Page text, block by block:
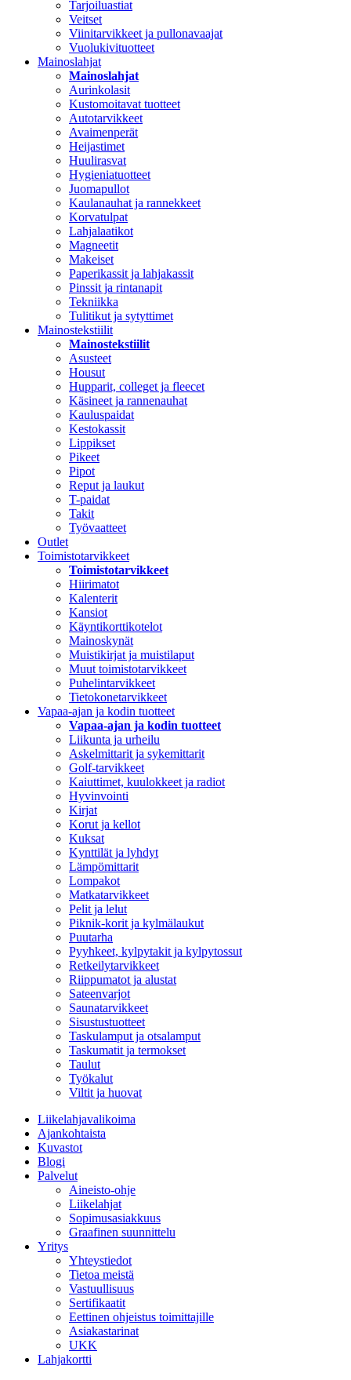
Tarjoiluastiat
Veitset
Viinitarvikkeet ja pullonavaajat
Vuolukivituotteet
Mainoslahjat
Mainoslahjat
Aurinkolasit
Kustomoitavat tuotteet
Autotarvikkeet
Avaimenperät
Heijastimet
Huulirasvat
Hygieniatuotteet
Juomapullot
Kaulanauhat ja rannekkeet
Korvatulpat
Lahjalaatikot
Magneetit
Makeiset
Paperikassit ja lahjakassit
Pinssit ja rintanapit
Tekniikka
Tulitikut ja sytyttimet
Mainostekstiilit
Mainostekstiilit
Asusteet
Housut
Hupparit, colleget ja fleecet
Käsineet ja rannenauhat
Kauluspaidat
Kestokassit
Lippikset
Pikeet
Pipot
Reput ja laukut
T-paidat
Takit
Työvaatteet
Outlet
Toimistotarvikkeet
Toimistotarvikkeet
Hiirimatot
Kalenterit
Kansiot
Käyntikorttikotelot
Mainoskynät
Muistikirjat ja muistilaput
Muut toimistotarvikkeet
Puhelintarvikkeet
Tietokonetarvikkeet
Vapaa-ajan ja kodin tuotteet
Vapaa-ajan ja kodin tuotteet
Liikunta ja urheilu
Askelmittarit ja sykemittarit
Golf-tarvikkeet
Kaiuttimet, kuulokkeet ja radiot
Hyvinvointi
Kirjat
Korut ja kellot
Kuksat
Kynttilät ja lyhdyt
Lämpömittarit
Lompakot
Matkatarvikkeet
Pelit ja lelut
Piknik-korit ja kylmälaukut
Puutarha
Pyyhkeet, kylpytakit ja kylpytossut
Retkeilytarvikkeet
Riippumatot ja alustat
Sateenvarjot
Saunatarvikkeet
Sisustustuotteet
Taskulamput ja otsalamput
Taskumatit ja termokset
Taulut
Työkalut
Viltit ja huovat
Liikelahjavalikoima
Ajankohtaista
Kuvastot
Blogi
Palvelut
Aineisto-ohje
Liikelahjat
Sopimusasiakkuus
Graafinen suunnittelu
Yritys
Yhteystiedot
Tietoa meistä
Vastuullisuus
Sertifikaatit
Eettinen ohjeistus toimittajille
Asiakastarinat
UKK
Lahjakortti